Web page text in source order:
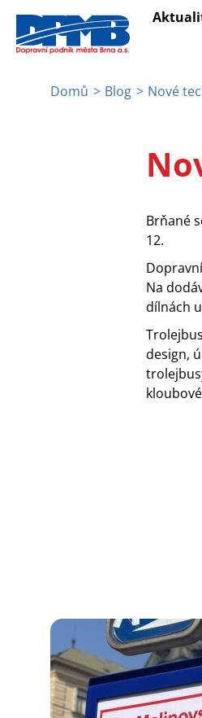
hlavnímu
navigace
Domů Blog Nové
Brňané
12.
Na
dílnách
design,